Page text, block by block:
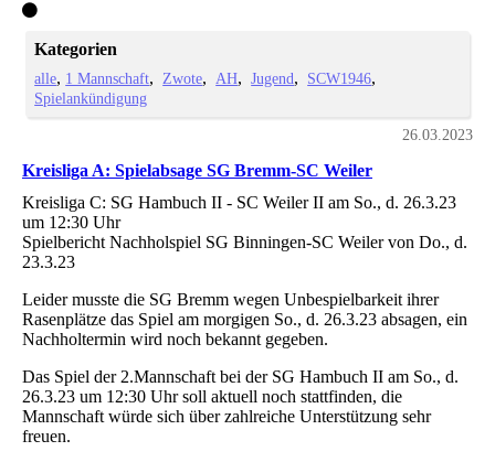
Kategorien
alle 1 Mannschaft Zwote AH Jugend
SCW1946
Spielankündigung
26.03.2023
Kreisliga A: Spielabsage SG Bremm-SC Weiler
Kreisliga C: SG Hambuch II - SC Weiler II am So., d. 26.3.23
um 12:30 Uhr
Spielbericht Nachholspiel SG Binningen-SC Weiler von Do., d.
23.3.23
Leider musste die SG Bremm wegen Unbespielbarkeit ihrer
Rasenplätze das Spiel am morgigen So., d. 26.3.23 absagen, ein
Nachholtermin wird noch bekannt gegeben.
Das Spiel der 2.Mannschaft bei der SG Hambuch II am So., d.
26.3.23 um 12:30 Uhr soll aktuell noch stattfinden, die
Mannschaft würde sich über zahlreiche Unterstützung sehr
freuen.